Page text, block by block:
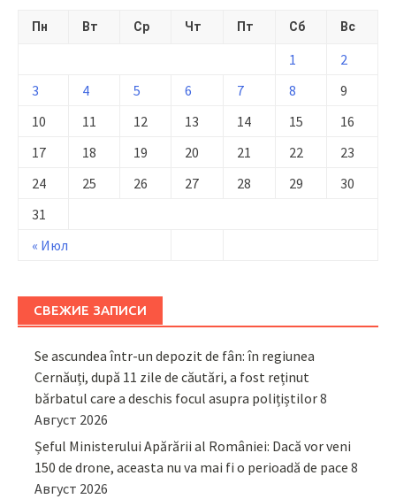
Пн Вт Ср Чт Пт Сб Вс
« Июл
1
2
3
4 5 6 7 8
9
10
11 12 13 14 15
16
17
18 19 20 21 22
23
24
25 26 27 28 29
30
31
СВЕЖИЕ ЗАПИСИ
Se ascundea într-un depozit de fân: în regiunea
Cernăuți, după 11 zile de căutări, a fost reținut
bărbatul care a deschis focul asupra polițiștilor8
Август 2026
Șeful Ministerului Apărării al României: Dacă vor veni
150 de drone, aceasta nu va mai fi o perioadă de pace 8
Август 2026